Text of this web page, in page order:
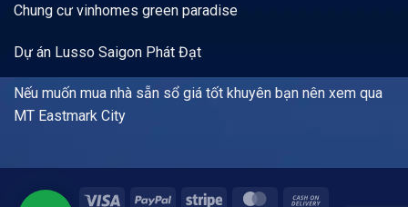
Chung cư vinhomes green paradise
Dự án Lusso Saigon Phát Đạt
Nếu muốn mua nhà sẵn sổ giá tốt khuyên bạn nên xem qua
MT Eastmark City